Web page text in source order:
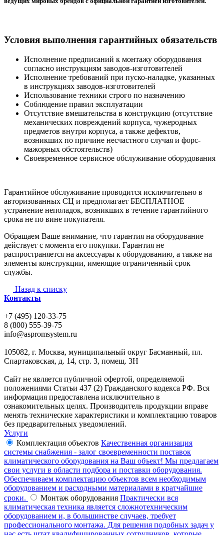
Условия выполнения гарантийных обязательств
Исполнение предписаний к монтажу оборудования
согласно инструкциям заводов-изготовителей
Исполнение требований при пуско-наладке, указанных
в инструкциях заводов-изготовителей
Использование техники строго по назначению
Соблюдение правил эксплуатации
Отсутствие вмешательства в конструкцию (отсутствие
механических повреждений корпуса, чужеродных
предметов внутри корпуса, а также дефектов,
возникших по причине несчастного случая и форс-
мажорных обстоятельств)
Своевременное сервисное обслуживание оборудования
Гарантийное обслуживание проводится исключительно в
авторизованных СЦ и предполагает БЕСПЛАТНОЕ
устранение неполадок, возникших в течение гарантийного
срока не по вине покупателя.
Обращаем Ваше внимание, что гарантия на оборудование
действует с момента его покупки. Гарантия не
распространяется на аксессуары к оборудованию, а также на
элементы конструкции, имеющие ограниченный срок
службы.
Назад к списку
Контакты
+7 (495) 120-33-75
8 (800) 555-39-75
info@aspromsystem.ru
105082, г. Москва, муниципальный округ Басманный, пл.
Спартаковская, д. 14, стр. 3, помещ. 3Н
Сайт не является публичной офертой, определяемой
положениями Статьи 437 (2) Гражданского кодекса РФ. Вся
информация предоставлена исключительно в
ознакомительных целях. Производитель продукции вправе
менять технические характеристики и комплектацию товаров
без предварительных уведомлений.
Услуги
Комплектация объектов Качественная организация
системы снабжения - залог своевременности поставок
климатического оборудования на Ваш объект! Мы предлагаем
свои услуги в области подбора и поставки оборудования.
Обеспечиваем комплектацию объектов всем необходимым
оборудованием и расходными материалами в кратчайшие
сроки.
Монтаж оборудования Практически вся
климатическая техника является сложнотехническим
оборудованием и, в большинстве случаев, требует
профессионального монтажа. Для решения подобных задач у